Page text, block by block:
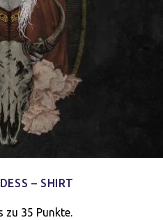
– SHIRT
zu 35 Punkte.